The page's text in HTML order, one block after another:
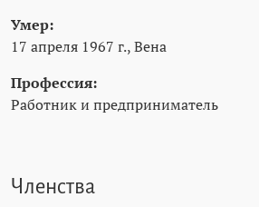
Умер:
17 апреля 1967 г., Вена
Профессия:
Работник и предприниматель
Членства